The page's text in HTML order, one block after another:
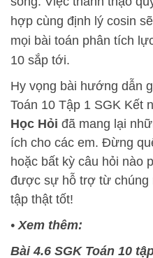
hợp cùng định lý cosin
mọi bài toán phân tích
10 sắp tới.
Hy vọng bài hướng dẫn
Toán 10 Tập 1 SGK Kết
Học Hỏi đã mang lại
ích cho các em. Đừng
hoặc bất kỳ câu hỏi nào
được sự hỗ trợ từ chúng
tập thật tốt!
•Xem thêm:
Bài 4.6 SGK Toán 10